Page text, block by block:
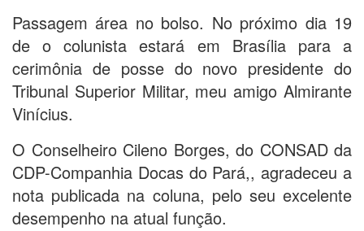
Passagem área no bolso. No próximo dia 19
de o colunista estará em Brasília para a
cerimônia de posse do novo presidente do
Tribunal Superior Militar, meu amigo Almirante
Vinícius.
O Conselheiro Cileno Borges, do CONSAD da
CDP-Companhia Docas do Pará,, agradeceu a
nota publicada na coluna, pelo seu excelente
desempenho na atual função.